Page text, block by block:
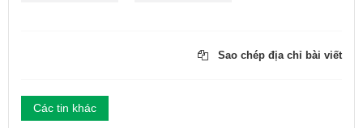
Sao chép địa chỉ bài viết
Các tin khác